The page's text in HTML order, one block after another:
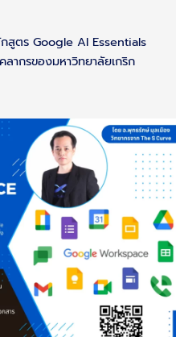
สูตร Google AI Essentials
ากรของมหาวิทยาลัยเกริก